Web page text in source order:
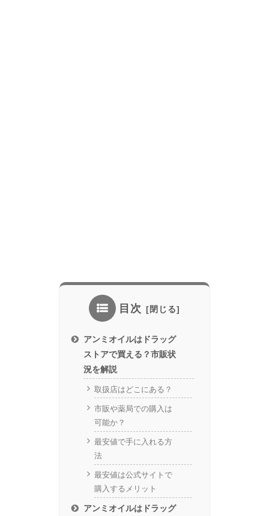
目次
アンミオイルはドラッグ
ストアで買える？市販状
況を解説
取扱店はどこにある？
市販や薬局での購入は
可能か？
最安値で手に入れる方
法
最安値は公式サイトで
購入するメリット
アンミオイルはドラッグ